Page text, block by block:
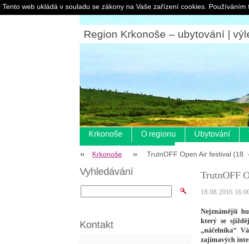
Region Krkonoše – ubytování |
Krkonoše O regionu Ubytování
Krkonoše TrutnOFF Open Air festival (18.
TrutnOFF
18.08.2016
Nejznámější
který se
„náčelníka“
zajímavých
Vyhledávání
Kontakt
Tento web ukládá v souladu se zákony na Vaše zařízení cookies.